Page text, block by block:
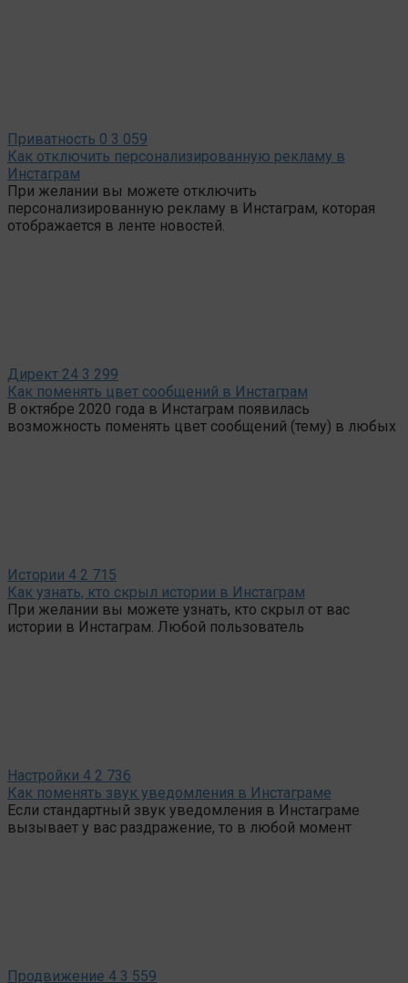
Приватность 0 3 059
Как отключить персонализированную рекламу в
Инстаграм
При желании вы можете отключить
персонализированную рекламу в Инстаграм, которая
отображается в ленте новостей.
Директ 24 3 299
Как поменять цвет сообщений в Инстаграм
В октябре 2020 года в Инстаграм появилась
возможность поменять цвет сообщений (тему) в любых
Истории 4 2 715
Как узнать, кто скрыл истории в Инстаграм
При желании вы можете узнать, кто скрыл от вас
истории в Инстаграм. Любой пользователь
Настройки 4 2 736
Как поменять звук уведомления в Инстаграме
Если стандартный звук уведомления в Инстаграме
вызывает у вас раздражение, то в любой момент
Продвижение 4 3 559